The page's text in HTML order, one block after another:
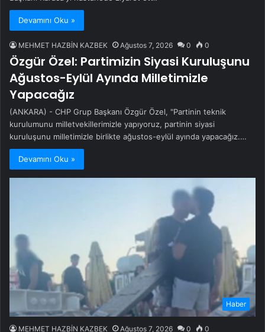
Devamını Oku »
MEHMET HAZBİN KAZBEK Ağustos 7, 2026 0 0
Özgür Özel: Partimizin Siyasi Kuruluşunu
Ağustos-Eylül Ayında Milletimizle
Yapacağız
(ANKARA) - CHP Grup Başkanı Özgür Özel, "Partinin teknik
kurulumunu milletvekillerimizle yapıyoruz, partinin siyasi
kuruluşunu milletimizle birlikte ağustos-eylül ayında yapacağız.…
Devamını Oku »
Haber
MEHMET HAZBİN KAZBEK Ağustos 7, 2026 0 0